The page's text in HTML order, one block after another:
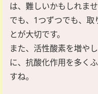
は、難しいかもしれませ
でも、1つずつでも、取
とが大切です。
また、活性酸素を増や
に、抗酸化作用を多く
すね。